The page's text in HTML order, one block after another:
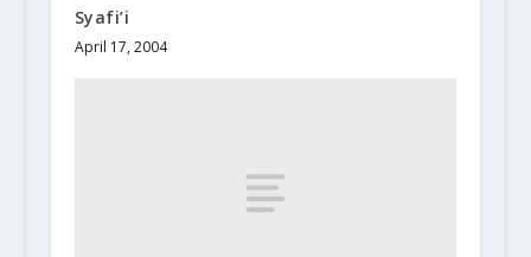
Syafi’i
April 17, 2004